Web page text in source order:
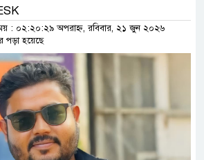
: ০২:২০:২৯ অপরাহ্ন, রবিবার, ২১ জুন ২০২৬
পড়া হয়েছে